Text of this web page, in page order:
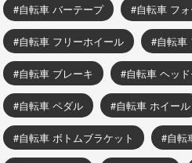
自転車 バーテープ 自転車 フォ
自転車 フリーホイール 自転車
自転車 ブレーキ 自転車 ヘッド
自転車 ペダル 自転車 ホイール
自転車 ボトムブラケット 自転